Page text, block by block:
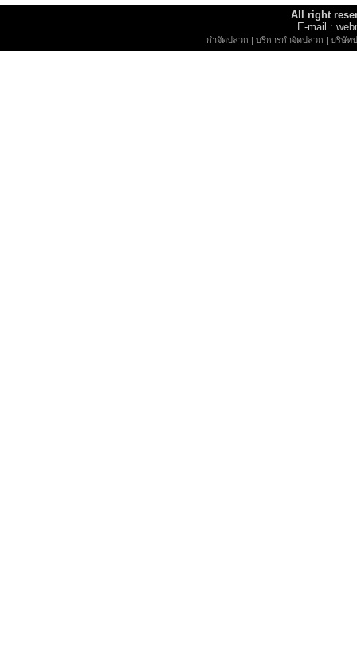
All right
E-mail :
กำจัดปลวก | บริการกำจัดปลวก | บริษัท